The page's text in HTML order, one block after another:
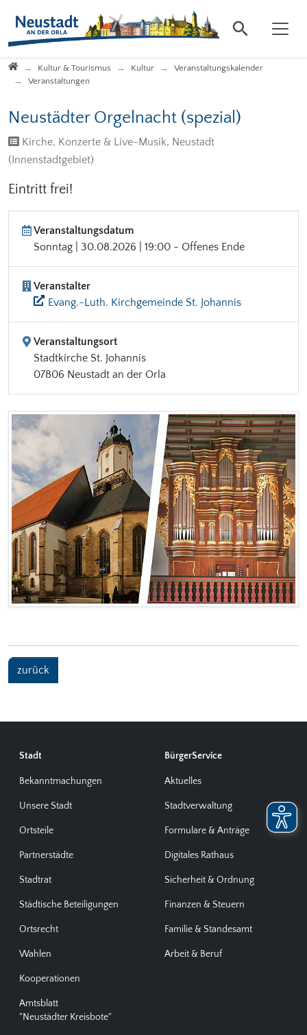
StartseiteKultur & Tourismus Kultur
Veranstaltungskalender
Veranstaltungen
Neustädter Orgelnacht (spezial)
Kirche, Konzerte & Live-Musik, Neustadt
(Innenstadtgebiet)
Eintritt frei!
Veranstaltungsdatum
Sonntag | 30.08.2026 | 19:00 - Offenes Ende
Veranstalter
Evang.-Luth. Kirchgemeinde St. Johannis
Veranstaltungsort
Stadtkirche St. Johannis
07806 Neustadt an der Orla
zurück
Stadt
Bekanntmachungen
Unsere Stadt
Ortsteile
Partnerstädte
Stadtrat
Städtische Beteiligungen
Ortsrecht
Wahlen
Kooperationen
Amtsblatt
"Neustädter Kreisbote"
BürgerService
Aktuelles
Stadtverwaltung
Formulare & Anträge
Digitales Rathaus
Sicherheit & Ordnung
Finanzen & Steuern
Familie & Standesamt
Arbeit & Beruf